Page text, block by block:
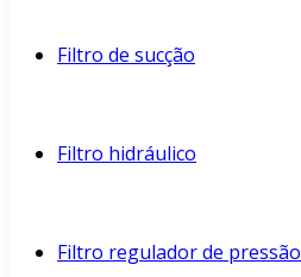
Filtro de sucção
Filtro hidráulico
Filtro regulador de pressão